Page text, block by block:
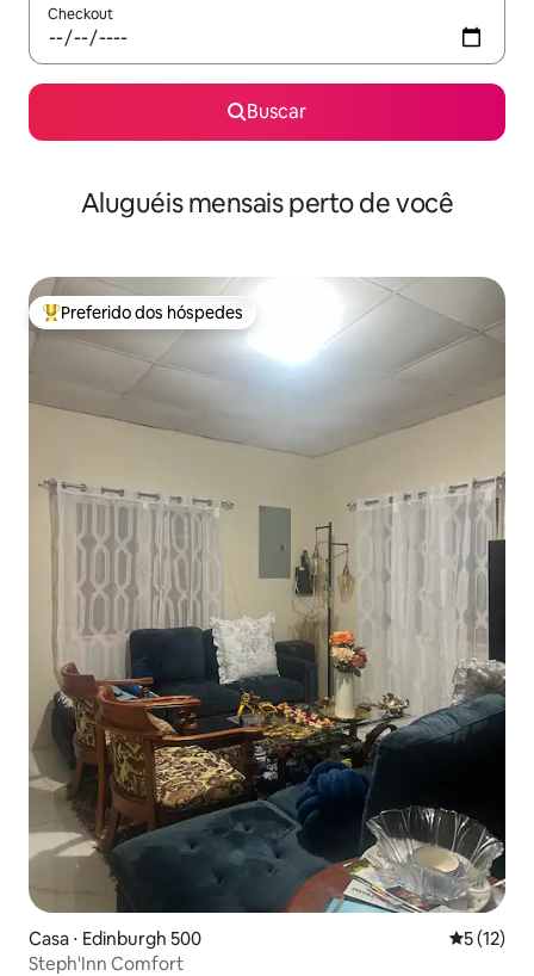
Checkout
Buscar
Aluguéis mensais perto de você
Entre os melhores preferidos dos hóspedes
Preferido dos hóspedes
Casa ⋅ Edinburgh 500 5 de uma
5 (12)
Steph'Inn Comfort